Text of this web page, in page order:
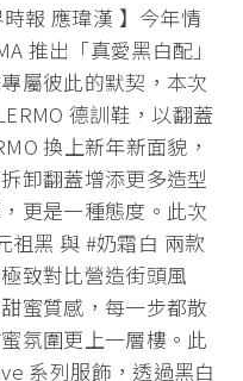
時報 應瑋漢 】今年情
推出「真愛黑白配」
屬彼此的默契，本次
德訓鞋，以翻蓋
換上新年新面貌，
卸翻蓋增添更多造型
更是一種態度。此次
祖黑 與 #奶霜白 兩款
致對比營造街頭風
蜜質感，每一步都散
氛圍更上一層樓。此
系列服飾，透過黑白